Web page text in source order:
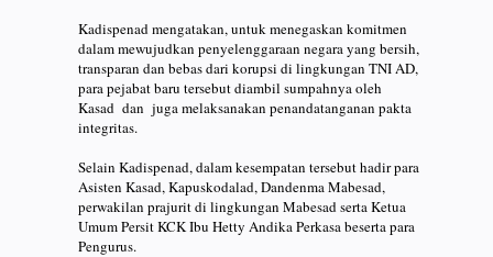
Kadispenad mengatakan, untuk menegaskan komitmen
dalam mewujudkan penyelenggaraan negara yang bersih,
transparan dan bebas dari korupsi di lingkungan TNI AD,
para pejabat baru tersebut diambil sumpahnya oleh
Kasad dan juga melaksanakan penandatanganan pakta
integritas.
Selain Kadispenad, dalam kesempatan tersebut hadir para
Asisten Kasad, Kapuskodalad, Dandenma Mabesad,
perwakilan prajurit di lingkungan Mabesad serta Ketua
Umum Persit KCK Ibu Hetty Andika Perkasa beserta para
Pengurus.